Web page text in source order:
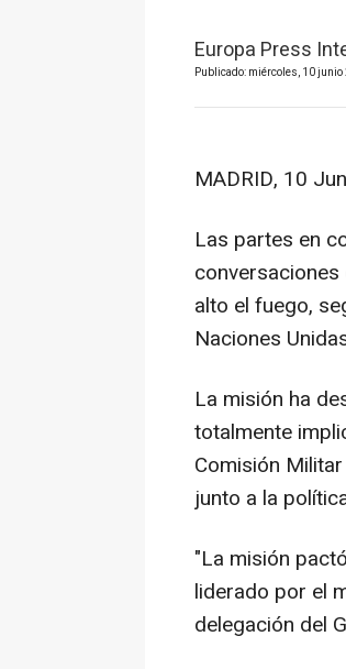
Europa Press
Publicado: miércoles, 10 junio
MADRID, 10
Las partes en
alto el fuego,
Naciones
La misión ha
totalmente
Comisión
junto a la
"La misión
liderado por el
delegación del